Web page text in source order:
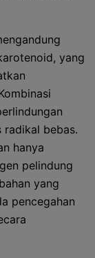
yang
radikal bebas.
hanya
pelindung
yang
pencegahan